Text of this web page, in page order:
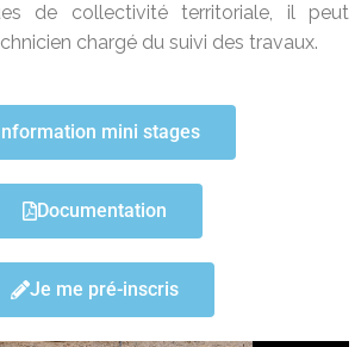
de collectivité territoriale, il peut
chargé du suivi des travaux.
mini stages
Documentation
Je me pré-inscris